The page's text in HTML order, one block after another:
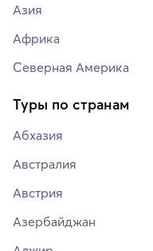
Азия
Африка
Северная Америка
Туры по странам
Абхазия
Австралия
Австрия
Азербайджан